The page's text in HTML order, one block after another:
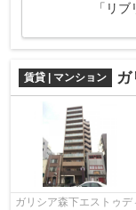
「リ
賃貸 | マンション
ガリシア森下エストゥディオⅢ 森下は松尾芭蕉ゆかりの地な